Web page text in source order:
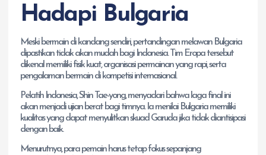
Hadapi Bulgaria
Meski bermain di kandang sendiri, pertandingan melawan Bulgaria
dipastikan tidak akan mudah bagi Indonesia. Tim Eropa tersebut
dikenal memiliki fisik kuat, organisasi permainan yang rapi, serta
pengalaman bermain di kompetisi internasional.
Pelatih Indonesia, Shin Tae-yong, menyadari bahwa laga final ini
akan menjadi ujian berat bagi timnya. Ia menilai Bulgaria memiliki
kualitas yang dapat menyulitkan skuad Garuda jika tidak diantisipasi
dengan baik.
Menurutnya, para pemain harus tetap fokus sepanjang